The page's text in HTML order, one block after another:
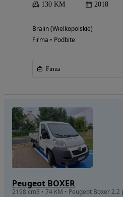
130 KM
2018
Bralin (Wielkopolskie)
Firma • Podbite
Firma
Peugeot BOXER